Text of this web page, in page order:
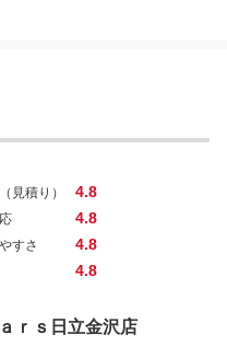
見積り） 4.8
4.8
すさ 4.8
4.8
ｒｓ日立金沢店